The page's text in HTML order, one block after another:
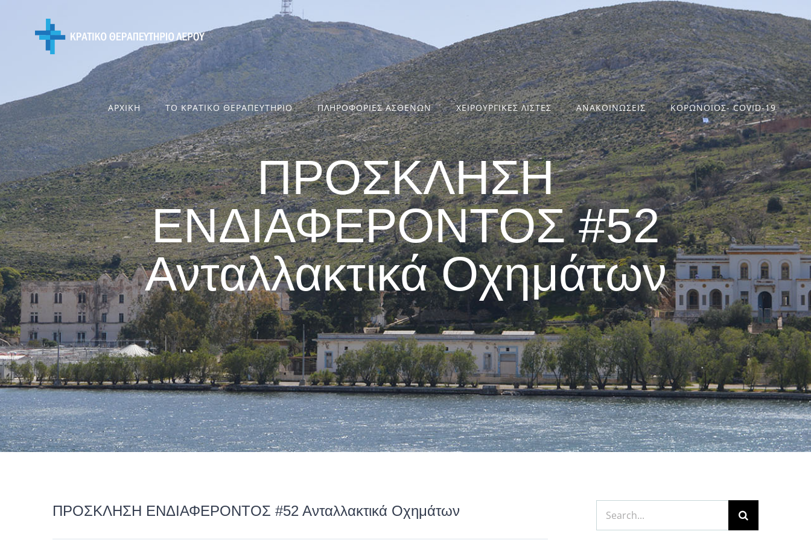
ΑΡΧΙΚΗ ΤΟ ΚΡΑΤΙΚΟ ΘΕΡΑΠΕΥΤΗΡΙΟ ΠΛΗΡΟΦΟΡΙΕΣ ΑΣΘΕΝΩΝ ΧΕΙΡΟΥΡΓΙΚΕΣ ΛΙΣΤΕΣ ΑΝΑΚΟΙΝΩΣΕΙΣ ΚΟΡΩΝΟΪΟΣ- COVID-19
ΠΡΟΣΚΛΗΣΗ
ΕΝΔΙΑΦΕΡΟΝΤΟΣ #52
Ανταλλακτικά Οχημάτων
ΠΡΟΣΚΛΗΣΗ ΕΝΔΙΑΦΕΡΟΝΤΟΣ #52 Ανταλλακτικά Οχημάτων
Search
for: